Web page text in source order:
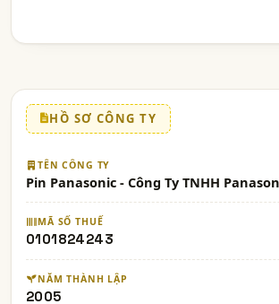
HỒ SƠ CÔNG TY
TÊN CÔNG TY
Pin Panasonic - Công Ty TNHH
MÃ SỐ THUẾ
0101824243
NĂM THÀNH LẬP
2005